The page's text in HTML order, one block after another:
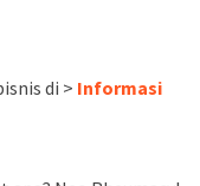
di > Informasi